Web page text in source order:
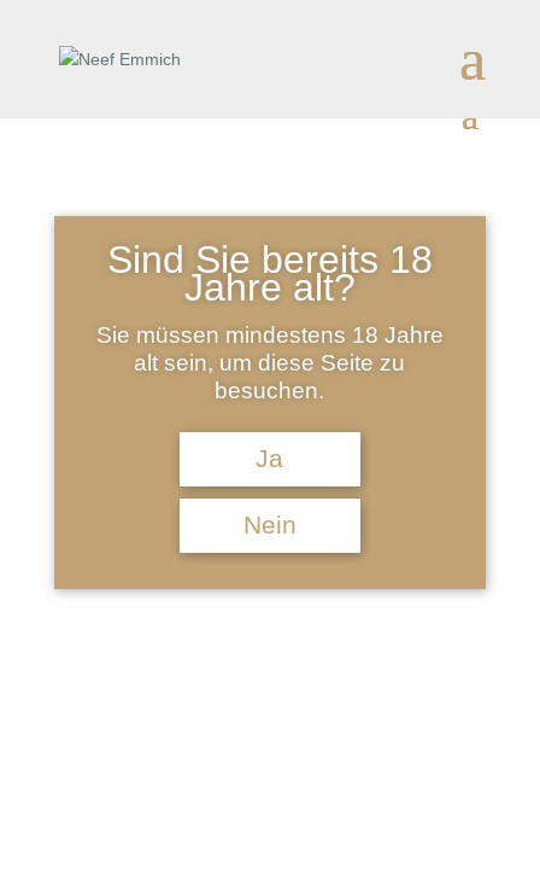
Müller-Thurgau
Sind Sie bereits 18
Jahre alt?
Sie müssen mindestens 18 Jahre
alt sein, um diese Seite zu
besuchen.
Ja
Nein